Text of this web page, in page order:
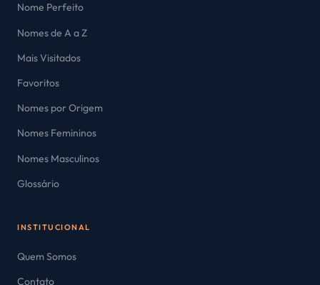
Nome Perfeito
Nomes de A a Z
Mais Visitados
Favoritos
Nomes por Origem
Nomes Femininos
Nomes Masculinos
Glossário
INSTITUCIONAL
Quem Somos
Contato